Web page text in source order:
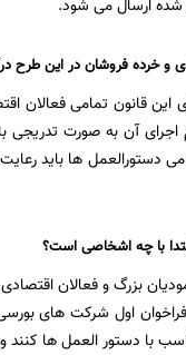
شده ارسال می شود.
و خرده فروشان در این طرح
این قانون تمامی فعالان
اجرای آن به صورت تدریجی
دستورالعمل ها باید رعایت
با چه اشخاصی است؟
مودیان بزرگ و فعالان
اول شرکت های
با دستور العمل ها کنند